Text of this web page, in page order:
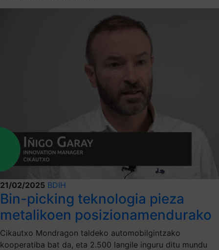
21/02/2025 BDIH
Bin-picking teknologia pieza
metalikoen posizionamendurako
Cikautxo Mondragon taldeko automobilgintzako
kooperatiba bat da, eta 2.500 langile inguru ditu mundu